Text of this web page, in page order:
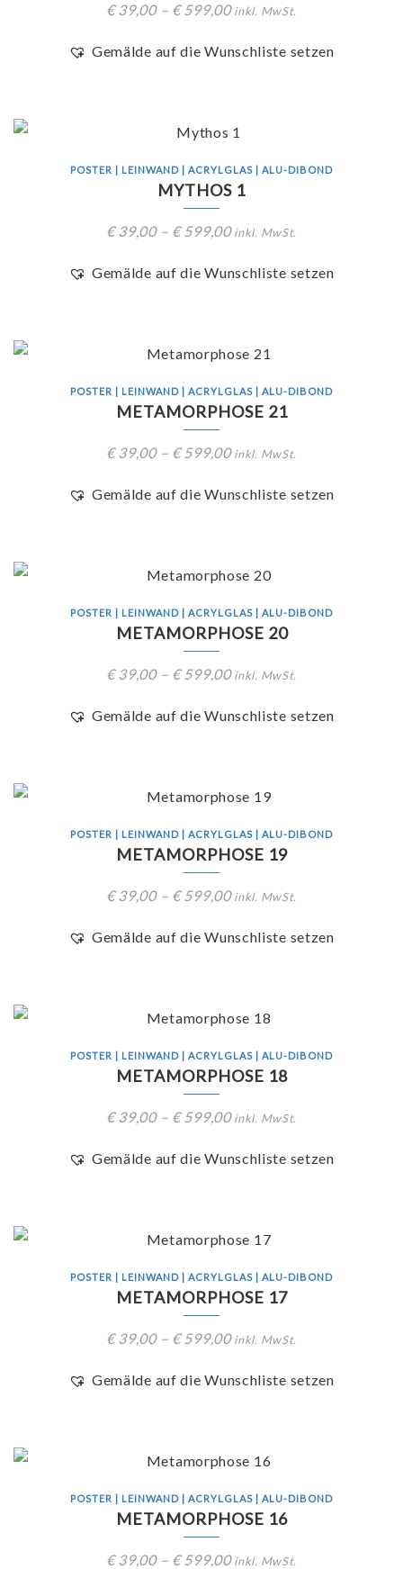
€39,00– €599,00 inkl. MwSt.
Gemälde auf die Wunschliste setzen
POSTER | LEINWAND | ACRYLGLAS | ALU-DIBOND
MYTHOS 1
€39,00– €599,00 inkl. MwSt.
Gemälde auf die Wunschliste setzen
POSTER | LEINWAND | ACRYLGLAS | ALU-DIBOND
METAMORPHOSE 21
€39,00– €599,00 inkl. MwSt.
Gemälde auf die Wunschliste setzen
POSTER | LEINWAND | ACRYLGLAS | ALU-DIBOND
METAMORPHOSE 20
€39,00– €599,00 inkl. MwSt.
Gemälde auf die Wunschliste setzen
POSTER | LEINWAND | ACRYLGLAS | ALU-DIBOND
METAMORPHOSE 19
€39,00– €599,00 inkl. MwSt.
Gemälde auf die Wunschliste setzen
POSTER | LEINWAND | ACRYLGLAS | ALU-DIBOND
METAMORPHOSE 18
€39,00– €599,00 inkl. MwSt.
Gemälde auf die Wunschliste setzen
POSTER | LEINWAND | ACRYLGLAS | ALU-DIBOND
METAMORPHOSE 17
€39,00– €599,00 inkl. MwSt.
Gemälde auf die Wunschliste setzen
POSTER | LEINWAND | ACRYLGLAS | ALU-DIBOND
METAMORPHOSE 16
€39,00– €599,00 inkl. MwSt.